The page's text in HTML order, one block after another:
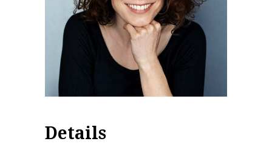
Details